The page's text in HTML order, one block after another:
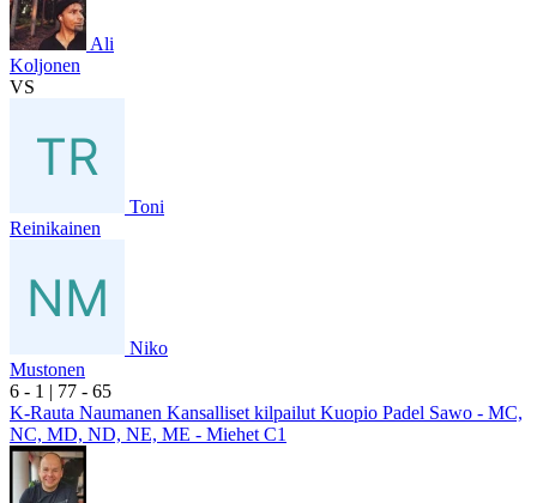
Ali
Koljonen
VS
Toni
Reinikainen
Niko
Mustonen
6 - 1 | 77 - 65
K-Rauta Naumanen Kansalliset kilpailut Kuopio Padel Sawo - MC,
NC, MD, ND, NE, ME - Miehet C1